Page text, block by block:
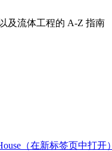
及流体工程的 A-Z 指南
（在新标签页中打开）